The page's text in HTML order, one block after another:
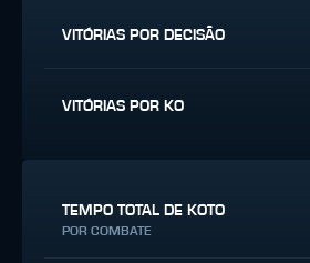
VITÓRIAS POR DECISÃO
VITÓRIAS POR KO
TEMPO TOTAL DE KOTO
POR COMBATE